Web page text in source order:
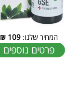
המחיר שלנו:109
₪
פרטים נוספים